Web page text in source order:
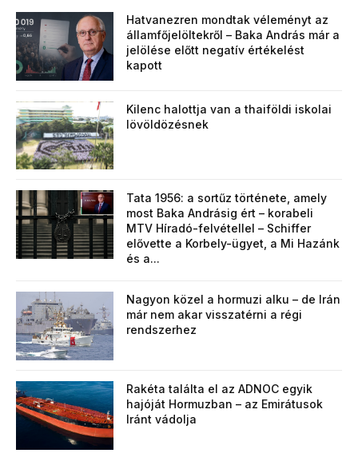
Hatvanezren mondtak véleményt az
államfőjelöltekről – Baka András már a
jelölése előtt negatív értékelést
kapott
Kilenc halottja van a thaiföldi iskolai
lövöldözésnek
Tata 1956: a sortűz története, amely
most Baka Andrásig ért – korabeli
MTV Híradó-felvétellel – Schiffer
elővette a Korbely-ügyet, a Mi Hazánk
és a...
Nagyon közel a hormuzi alku – de Irán
már nem akar visszatérni a régi
rendszerhez
Rakéta találta el az ADNOC egyik
hajóját Hormuzban – az Emirátusok
Iránt vádolja